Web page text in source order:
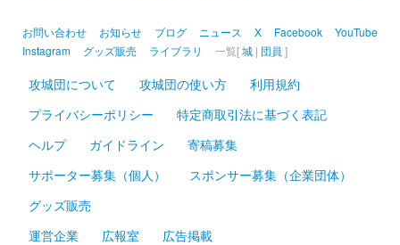
2024年12月21、22日に開催されたお城EXPO 2024の城郭合体オ
シロボッツブースにて販売された御城印。
姫路城 御城印
姫路城 御城印 羽柴秀吉版
お問い合わせ お知らせ ブログ ニュース X Facebook
YouTube
Instagram
グッズ販売 ライブラリ 一覧[城 | 団員 ]
攻城団について 攻城団の使い方
利用規約
プライバシーポリシー
特定商取引法に基づく表記
ヘルプ
ガイドライン
寄稿募集
サポーター募集（個人）
スポンサー募集（企業団体）
グッズ販売
運営企業
広報室 広告掲載